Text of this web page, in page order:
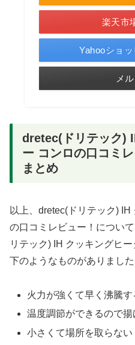
楽天市
Yahooショ
メ
dretec(ドリテック)
ー コンロの口コミ
まとめ
以上、dretec(ドリテック) IH
の口コミレビュー！につい
リテック) IH クッキングヒ
下のようなものがありました
火力が強くて早く沸騰す
温度調節ができるので
小さくて場所を取らない